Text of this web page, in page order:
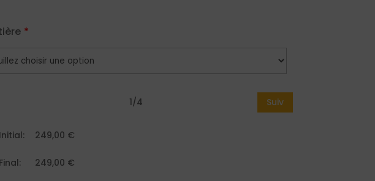
*
1/4 Suiv
249,00 €
249,00 €